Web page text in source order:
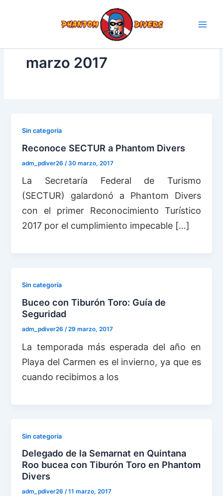
marzo 2017
Sin categoría
Reconoce SECTUR a Phantom Divers
adm_pdiver26 /30 marzo, 2017
La Secretaría Federal de Turismo
(SECTUR) galardonó a Phantom Divers
con el primer Reconocimiento Turístico
2017 por el cumplimiento impecable […]
Sin categoría
Buceo con Tiburón Toro: Guía de
Seguridad
adm_pdiver26/29 marzo, 2017
La temporada más esperada del año en
Playa del Carmen es el invierno, ya que es
cuando recibimos a los
Sin categoría
Delegado de la Semarnat en Quintana
Roo bucea con Tiburón Toro en Phantom
Divers
adm_pdiver26/11 marzo, 2017